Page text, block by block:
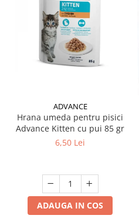
ADVANCE
Hrana umeda pentru pisici
Advance Kitten cu pui 85 gr
6,50 Lei
ADAUGA IN COS